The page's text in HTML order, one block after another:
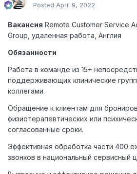
Posted April 9, 2022
Вакансия Remote Customer Service
Group, удаленная работа Англия
Обязанности
Работа в команде из 15+
поддерживающих клинические
коллегами.
Обращение к клиентам для
физиотерапевтических или
согласованные сроки.
Эффективная обработка части 400
звонков в национальный сервисный